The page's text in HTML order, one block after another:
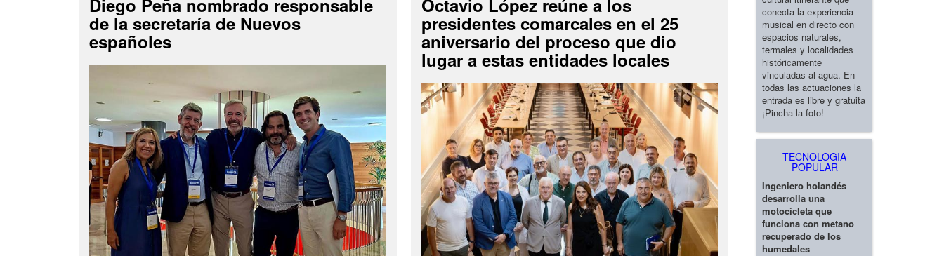
Diego Peña nombrado responsable
de la secretaría de Nuevos
españoles
Octavio López reúne a los
presidentes comarcales en el 25
aniversario del proceso que dio
lugar a estas entidades locales
conecta la experiencia
musical en directo con
espacios naturales,
termales y localidades
históricamente
vinculadas al agua. En
todas las actuaciones la
entrada es libre y gratuita
¡Pincha la foto!
TECNOLOGIA
POPULAR
Ingeniero holandés
desarrolla una
motocicleta que
funciona con metano
recuperado de los
humedales